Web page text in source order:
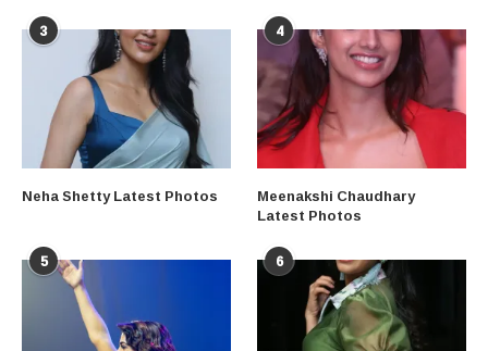
3
Neha Shetty Latest Photos
4
Meenakshi Chaudhary
Latest Photos
5 6